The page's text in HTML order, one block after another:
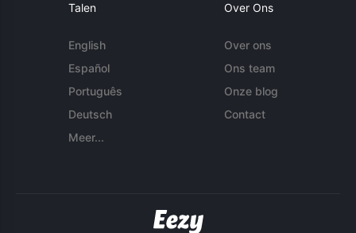
Talen
English
Español
Português
Deutsch
Meer...
Over Ons
Over ons
Ons team
Onze blog
Contact